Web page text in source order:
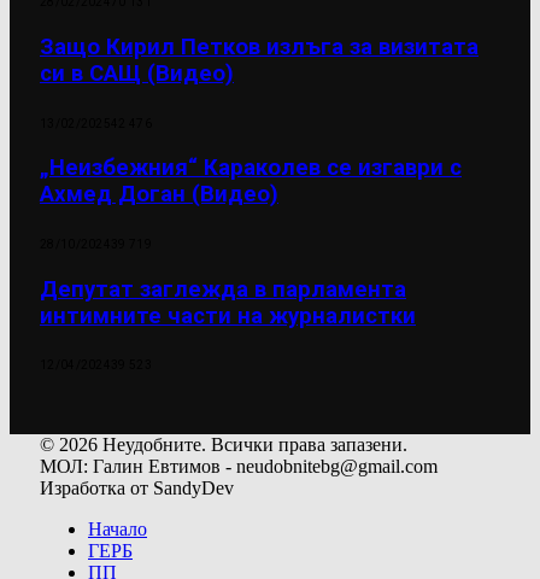
Защо Кирил Петков излъга за визитата
си в САЩ (Видео)
„Неизбежния“ Караколев се изгаври с
Ахмед Доган (Видео)
Депутат заглежда в парламента
интимните части на журналистки
© 2026 Неудобните. Всички права запазени.
МОЛ: Галин Евтимов - neudobnitebg@gmail.com
Изработка от SandyDev
Начало
ГЕРБ
ПП